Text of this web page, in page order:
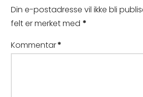
Din e-postadresse vil ikke bli
felt er merket med *
Kommentar*